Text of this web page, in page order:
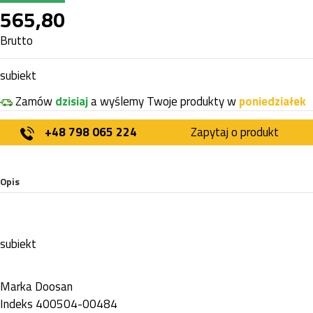
565,80
Brutto
subiekt
Zamówdzisiaja wyślemy Twoje produkty wponiedziałek
+48 798 065 224
Zapytaj o produkt
Opis
subiekt
MarkaDoosan
Indeks 400504-00484